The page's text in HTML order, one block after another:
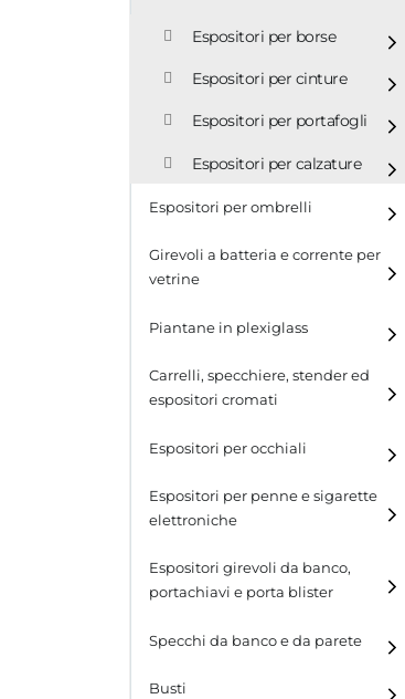
Espositori per borse
Espositori per cinture
Espositori per portafogli
Espositori per calzature
Espositori per ombrelli
Girevoli a batteria e corrente per
vetrine
Piantane in plexiglass
Carrelli, specchiere, stender ed
espositori cromati
Espositori per occhiali
Espositori per penne e sigarette
elettroniche
Espositori girevoli da banco,
portachiavi e porta blister
Espositori girevoli da
Specchi da banco e da parete
Busti